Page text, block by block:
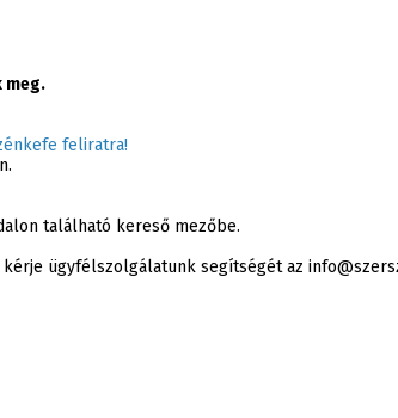
meg.
feliratra!
található kereső mezőbe.
ügyfélszolgálatunk segítségét az